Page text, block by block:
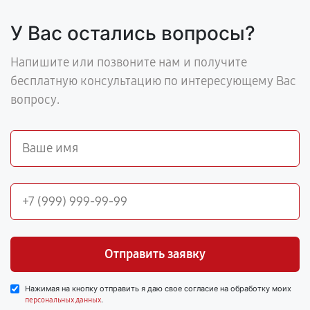
У Вас остались вопросы?
Напишите или позвоните нам и получите
бесплатную консультацию по интересующему Вас
вопросу.
Отправить заявку
Нажимая на кнопку отправить я даю свое согласие на обработку моих
персональных данных.